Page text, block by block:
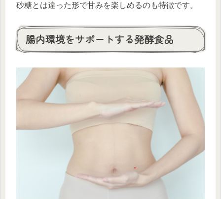
砂糖とは違った形で甘みを楽しめるのも特徴です。
腸内環境をサポートする発酵食品